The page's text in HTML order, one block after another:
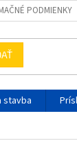
PODMIENKY
stavba